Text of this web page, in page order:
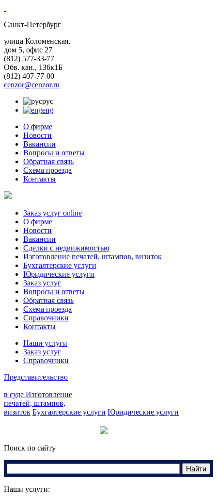
Санкт-Петербург
улица Коломенская,
дом 5, офис 27
(812) 577-33-77
Обв. кан., 136к1Б
(812) 407-77-00
cenzor@cenzor.ru
рус
eng
О фирме
Новости
Вакансии
Вопросы и ответы
Обратная связь
Схема проезда
Контакты
Заказ услуг online
О фирме
Новости
Вакансии
Сделки с недвижимостью
Изготовление печатей, штампов, визиток
Бухгалтерские услуги
Юридические услуги
Заказ услуг
Вопросы и ответы
Обратная связь
Схема проезда
Справочники
Контакты
Наши услуги
Заказ услуг
Справочники
Представительство
в суде Изготовление
печатей, штампов,
визиток Бухгалтерские услуги Юридические услуги
Поиск по сайту
Наши услуги: